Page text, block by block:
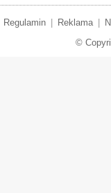
Regulamin Reklama
©